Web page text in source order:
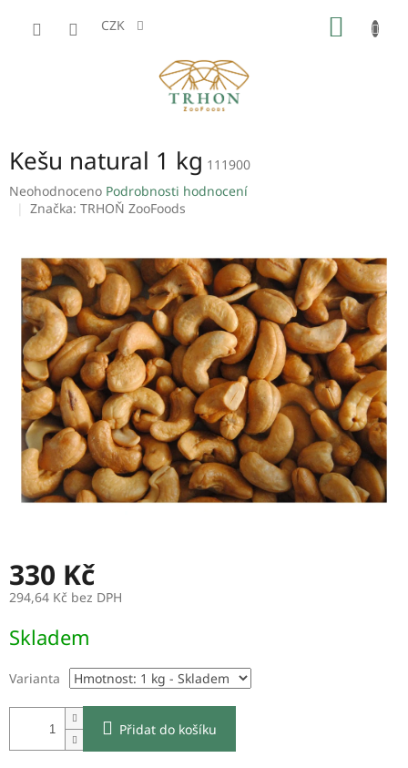
CZK
Kešu natural 1 kg 111900
Průměrné
hodnocení
0,0
hvězdiček.
Neohodnoceno Podrobnosti hodnocení
Značka: TRHOŇ ZooFoods
330 Kč
294,64 Kč bez DPH
cena:
Skladem
Varianta
Přidat do košíku